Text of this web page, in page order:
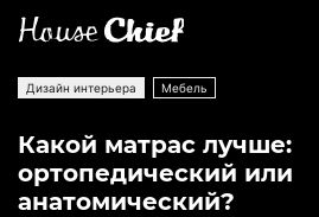
Дизайн интерьера Мебель
Какой матрас лучше:
ортопедический или
анатомический?